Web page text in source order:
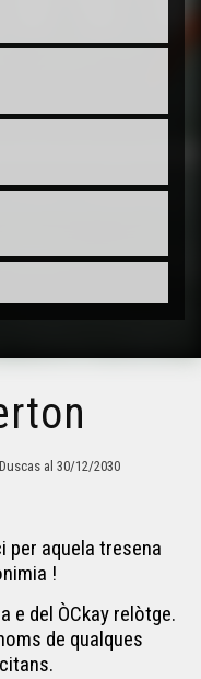
Duscas al 30/12/2030
per aquela tresena
!
e del ÒCkay relòtge.
de qualques